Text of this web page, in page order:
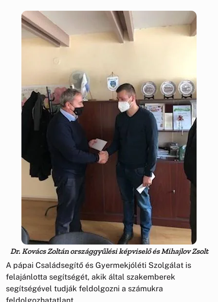
Dr. Kovács Zoltán országgyűlési képviselő és Mihajlov Zsolt
A pápai Családsegítő és Gyermekjóléti Szolgálat is
felajánlotta segítségét, akik által szakemberek
segítségével tudják feldolgozni a számukra
feldolgozhatatlant.